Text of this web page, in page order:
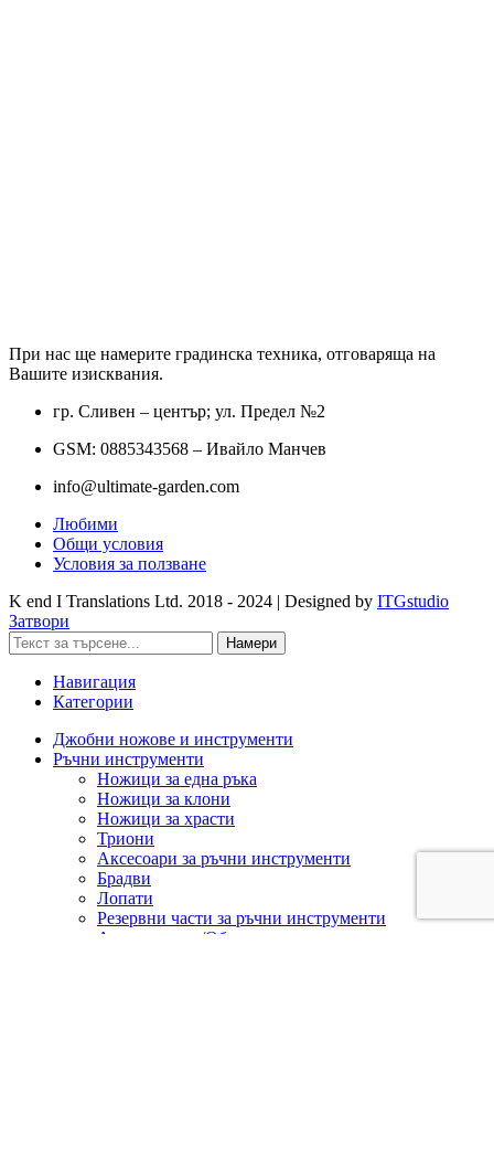
При нас ще намерите градинска техника, отговаряща на
Вашите изисквания.
гр. Сливен – център; ул. Предел №2
GSM: 0885343568 – Ивайло Манчев
info@ultimate-garden.com
Любими
Общи условия
Условия за ползване
K end I Translations Ltd. 2018 - 2024 | Designed by ITGstudio
Затвори
Намери
Навигация
Категории
Джобни ножове и инструменти
Ръчни инструменти
Ножици за една ръка
Ножици за клони
Ножици за храсти
Триони
Аксесоари за ръчни инструменти
Брадви
Лопати
Резервни части за ръчни инструменти
Ашладисване/Облагородяване